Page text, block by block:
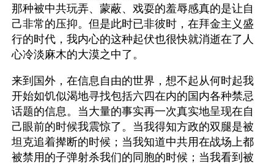
那种被中共玩弄、蒙蔽、戏耍的羞辱感真的是让自
己非常的压抑。但是此时已非彼时，在拜金主义盛
行的时代，我内心的这种起伏也很快就消逝在了人
心冷淡麻木的大漠之中了。
来到国外，在信息自由的世界，想不起从何时起我
开始如饥似渴地寻找包括六四在内的国内各种禁忌
话题的信息。当大量的事实再一次真实地呈现在自
己眼前的时候我震惊了。当我得知方政的双腿是被
坦克追着撵断的时候；当我知道中共用在战场上都
被禁用的子弹射杀我们的同胞的时候；当我看到被